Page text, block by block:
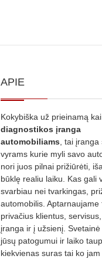
APIE
Kokybiška už prieinamą
diagnostikos įranga
automobiliams , tai
vyrams kurie myli savo
nori juos pilnai prižiūrėti,
būklę realiu laiku. Kas gali
svarbiau nei tvarkingas,
automobilis. Aptarnaujame
privačius klientus,
įranga ir į užsienį.
jūsų patogumui ir laiko
kiekvienas suras tai ko